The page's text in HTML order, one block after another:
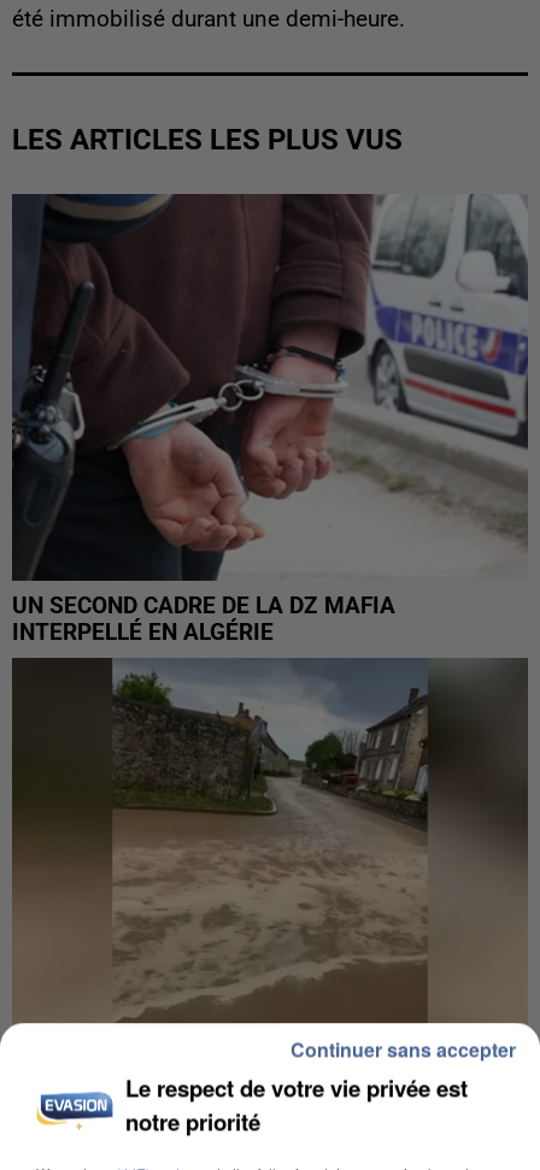
été immobilisé durant une demi-heure.
LES ARTICLES LES PLUS VUS
UN SECOND CADRE DE LA DZ MAFIA
INTERPELLÉ EN ALGÉRIE
UNE TOURISTE DE L’OISE EMPORTÉE PAR UNE
COULÉE DE BOUE EN HAUTE-SAVOIE
Le respect de votre vie privée est
notre priorité
Continuer sans accepter